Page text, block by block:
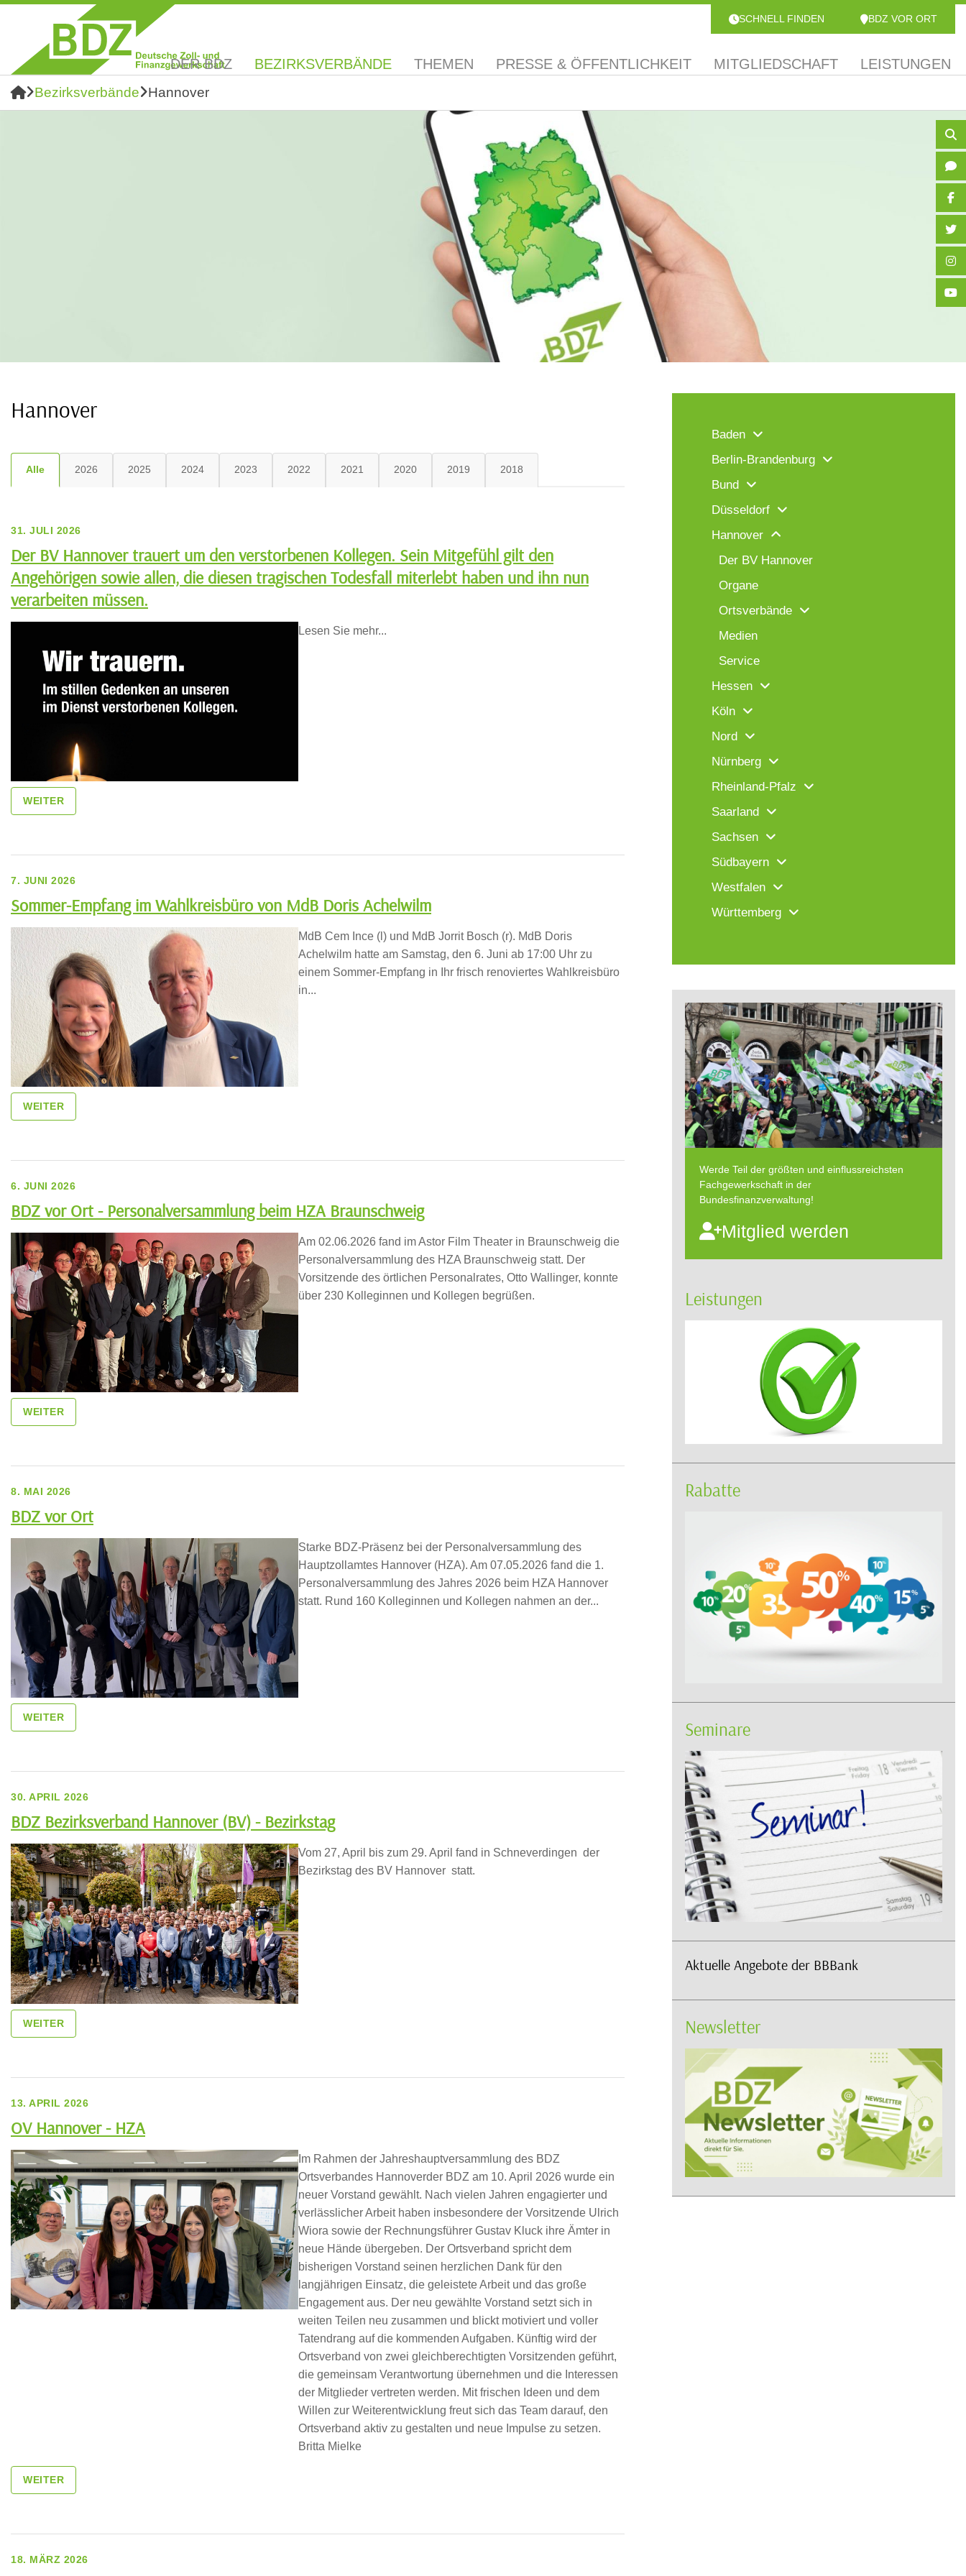
SCHNELL FINDEN BDZ VOR ORT
DER BDZ BEZIRKSVERBÄNDE THEMEN PRESSE & ÖFFENTLICHKEIT MITGLIEDSCHAFT LEISTUNGEN
Bezirksverbände Hannover
Hannover
Alle 2026 2025 2024 2023 2022 2021 2020 2019 2018
31. JULI 2026
Der BV Hannover trauert um den verstorbenen Kollegen. Sein Mitgefühl gilt den
Angehörigen sowie allen, die diesen tragischen Todesfall miterlebt haben und ihn nun
verarbeiten müssen.
Lesen Sie mehr...
WEITER
7. JUNI 2026
Sommer-Empfang im Wahlkreisbüro von MdB Doris Achelwilm
MdB Cem Ince (l) und MdB Jorrit Bosch (r). MdB Doris
Achelwilm hatte am Samstag, den 6. Juni ab 17:00 Uhr zu
einem Sommer-Empfang in Ihr frisch renoviertes Wahlkreisbüro
in...
WEITER
6. JUNI 2026
BDZ vor Ort - Personalversammlung beim HZA Braunschweig
Am 02.06.2026 fand im Astor Film Theater in Braunschweig die
Personalversammlung des HZA Braunschweig statt. Der
Vorsitzende des örtlichen Personalrates, Otto Wallinger, konnte
über 230 Kolleginnen und Kollegen begrüßen.
WEITER
8. MAI 2026
BDZ vor Ort
Starke BDZ-Präsenz bei der Personalversammlung des
Hauptzollamtes Hannover (HZA). Am 07.05.2026 fand die 1.
Personalversammlung des Jahres 2026 beim HZA Hannover
statt. Rund 160 Kolleginnen und Kollegen nahmen an der...
WEITER
30. APRIL 2026
BDZ Bezirksverband Hannover (BV) - Bezirkstag
Vom 27, April bis zum 29. April fand in Schneverdingen der
Bezirkstag des BV Hannover statt.
WEITER
13. APRIL 2026
OV Hannover - HZA
Im Rahmen der Jahreshauptversammlung des BDZ
Ortsverbandes Hannoverder BDZ am 10. April 2026 wurde ein
neuer Vorstand gewählt. Nach vielen Jahren engagierter und
verlässlicher Arbeit haben insbesondere der Vorsitzende Ulrich
Wiora sowie der Rechnungsführer Gustav Kluck ihre Ämter in
neue Hände übergeben. Der Ortsverband spricht dem
bisherigen Vorstand seinen herzlichen Dank für den
langjährigen Einsatz, die geleistete Arbeit und das große
Engagement aus. Der neu gewählte Vorstand setzt sich in
weiten Teilen neu zusammen und blickt motiviert und voller
Tatendrang auf die kommenden Aufgaben. Künftig wird der
Ortsverband von zwei gleichberechtigten Vorsitzenden geführt,
die gemeinsam Verantwortung übernehmen und die Interessen
der Mitglieder vertreten werden. Mit frischen Ideen und dem
Willen zur Weiterentwicklung freut sich das Team darauf, den
Ortsverband aktiv zu gestalten und neue Impulse zu setzen.
Britta Mielke
WEITER
18. MÄRZ 2026
Baden
Berlin-Brandenburg
Bund
Düsseldorf
Hannover
Der BV Hannover
Organe
Ortsverbände
Medien
Service
Hessen
Köln
Nord
Nürnberg
Rheinland-Pfalz
Saarland
Sachsen
Südbayern
Westfalen
Württemberg
Werde Teil der größten und einflussreichsten
Fachgewerkschaft in der
Bundesfinanzverwaltung!
Mitglied werden
Leistungen
Rabatte
Seminare
Aktuelle Angebote der BBBank
Newsletter